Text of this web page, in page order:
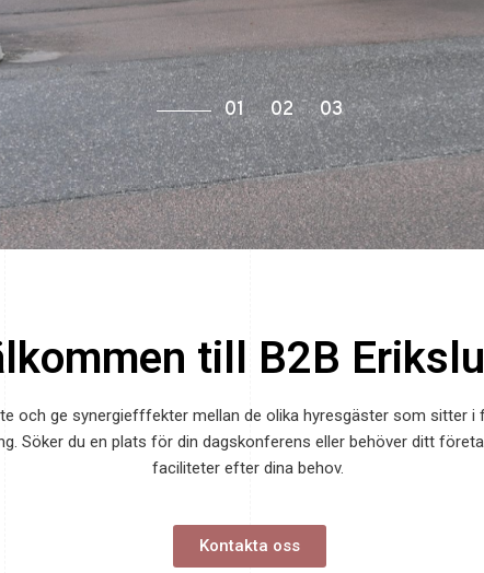
till B2B
och ge synergiefffekter mellan de olika hyresgäster som sitter i
Söker du en plats för din dagskonferens eller behöver ditt
faciliteter efter dina behov.
Kontakta oss